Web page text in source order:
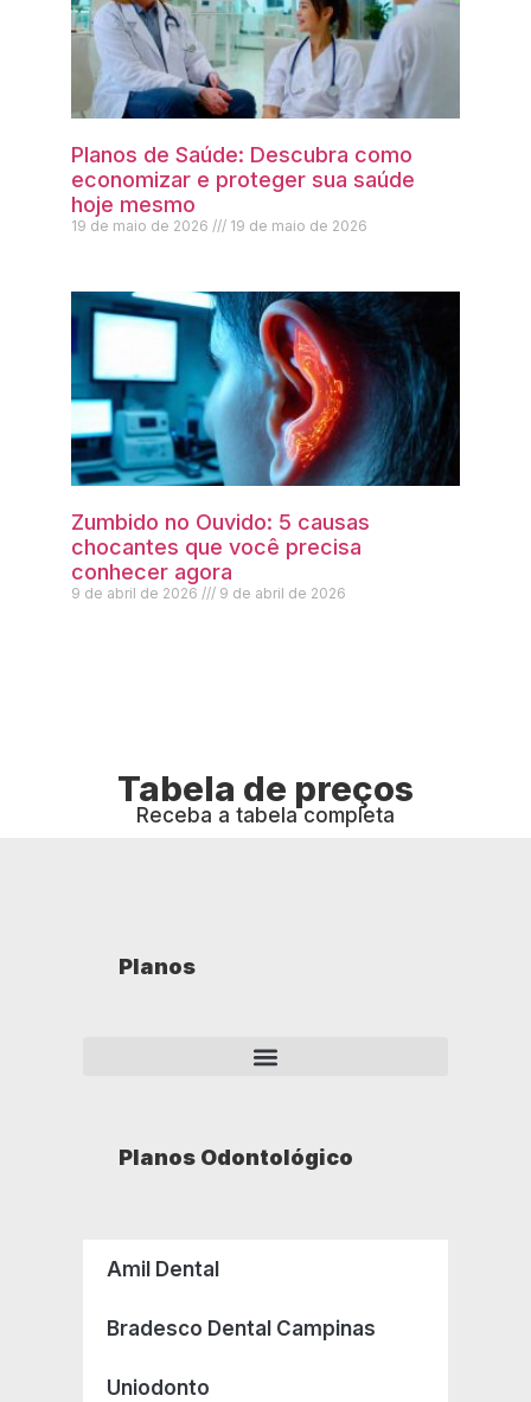
Planos de Saúde: Descubra como
economizar e proteger sua saúde
hoje mesmo
19 de maio de 2026 19 de maio de 2026
Zumbido no Ouvido: 5 causas
chocantes que você precisa
conhecer agora
9 de abril de 2026 9 de abril de 2026
Tabela de preços
Receba a tabela completa
Planos
Planos Odontológico
Amil Dental
Bradesco Dental Campinas
Uniodonto